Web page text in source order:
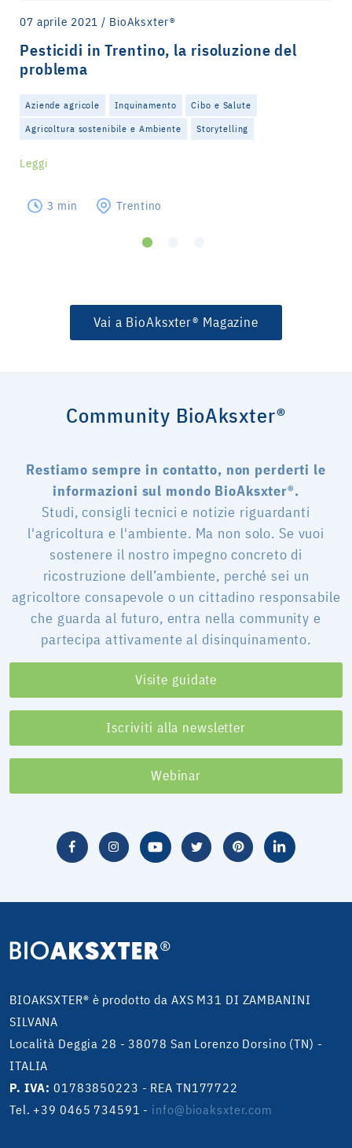
07 aprile 2021 / BioAksxter®
Pesticidi in Trentino, la risoluzione del
problema
Aziende agricole Inquinamento
Cibo e Salute
Agricoltura sostenibile e Ambiente
Storytelling
Leggi
3 min Trentino
Vai a BioAksxter® Magazine
Community BioAksxter®
Restiamo sempre in contatto, non perderti le
informazioni sul mondo BioAksxter®.
Studi, consigli tecnici e notizie riguardanti
l'agricoltura e l'ambiente. Ma non solo. Se vuoi
sostenere il nostro impegno concreto di
ricostruzione dell’ambiente, perché sei un
agricoltore consapevole o un cittadino responsabile
che guarda al futuro, entra nella community e
partecipa attivamente al disinquinamento.
Visite guidate
Iscriviti alla newsletter
Webinar
BIOAKSXTER® è prodotto da AXS M31 DI ZAMBANINI
SILVANA
Località Deggia 28 - 38078 San Lorenzo Dorsino (TN) -
ITALIA
P. IVA: 01783850223 - REA TN177722
Tel. +39 0465 734591 - info@bioaksxter.com